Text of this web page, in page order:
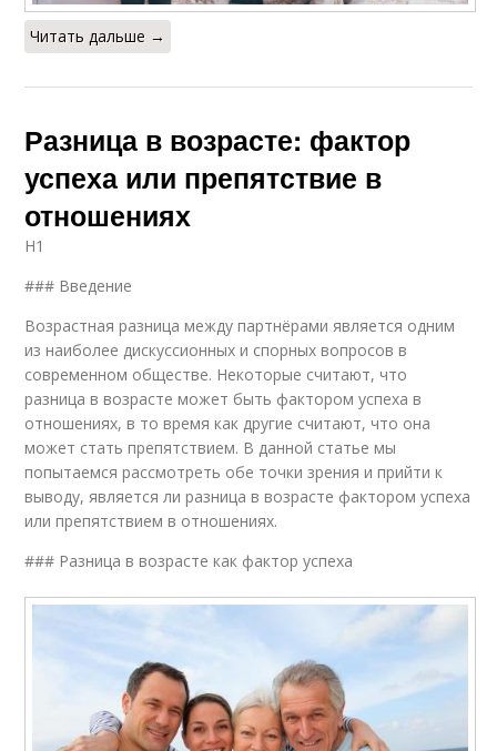
Читать дальше →
Разница в возрасте: фактор
успеха или препятствие в
отношениях
H1
### Введение
Возрастная разница между партнёрами является одним
из наиболее дискуссионных и спорных вопросов в
современном обществе. Некоторые считают, что
разница в возрасте может быть фактором успеха в
отношениях, в то время как другие считают, что она
может стать препятствием. В данной статье мы
попытаемся рассмотреть обе точки зрения и прийти к
выводу, является ли разница в возрасте фактором успеха
или препятствием в отношениях.
### Разница в возрасте как фактор успеха